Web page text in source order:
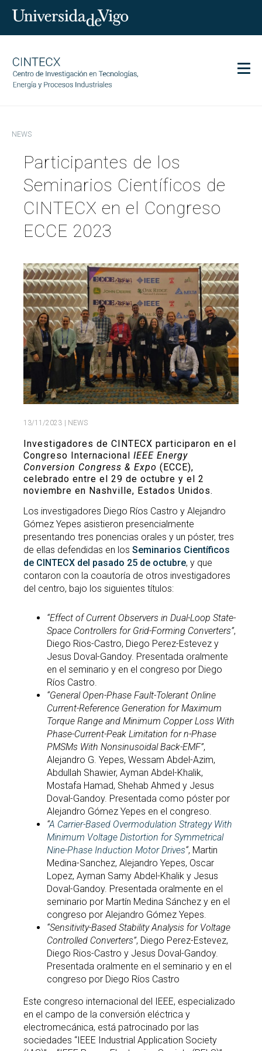
Research
Transfer
Services
Equality
GL ES Search
Search
for:
SEARCH
TwitterInstagram
Youtube Linkedin
NEWS
Participantes de los
Seminarios Científicos de
CINTECX en el Congreso
ECCE 2023
13/11/2023 | NEWS
Investigadores de CINTECX participaron en el
Congreso Internacional IEEE Energy
Conversion Congress & Expo (ECCE),
celebrado entre el 29 de octubre y el 2
noviembre en Nashville, Estados Unidos.
Los investigadores Diego Ríos Castro y Alejandro
Gómez Yepes asistieron presencialmente
presentando tres ponencias orales y un póster, tres
de ellas defendidas en los Seminarios Científicos
de CINTECX del pasado 25 de octubre, y que
contaron con la coautoría de otros investigadores
del centro, bajo los siguientes títulos:
“Effect of Current Observers in Dual-Loop State-
Space Controllers for Grid-Forming Converters”,
Diego Rios-Castro, Diego Perez-Estevez y
Jesus Doval-Gandoy. Presentada oralmente
en el seminario y en el congreso por Diego
Ríos Castro.
“General Open-Phase Fault-Tolerant Online
Current-Reference Generation for Maximum
Torque Range and Minimum Copper Loss With
Phase-Current-Peak Limitation for n-Phase
PMSMs With Nonsinusoidal Back-EMF”,
Alejandro G. Yepes, Wessam Abdel-Azim,
Abdullah Shawier, Ayman Abdel-Khalik,
Mostafa Hamad, Shehab Ahmed y Jesus
Doval-Gandoy. Presentada como póster por
Alejandro Gómez Yepes en el congreso.
“A Carrier-Based Overmodulation Strategy With
Minimum Voltage Distortion for Symmetrical
Nine-Phase Induction Motor Drives“, Martin
Medina-Sanchez, Alejandro Yepes, Oscar
Lopez, Ayman Samy Abdel-Khalik y Jesus
Doval-Gandoy. Presentada oralmente en el
seminario por Martín Medina Sánchez y en el
congreso por Alejandro Gómez Yepes.
“Sensitivity-Based Stability Analysis for Voltage
Controlled Converters”, Diego Perez-Estevez,
Diego Rios-Castro y Jesus Doval-Gandoy.
Presentada oralmente en el seminario y en el
congreso por Diego Ríos Castro
Este congreso internacional del IEEE, especializado
en el campo de la conversión eléctrica y
electromecánica, está patrocinado por las
sociedades “IEEE Industrial Application Society